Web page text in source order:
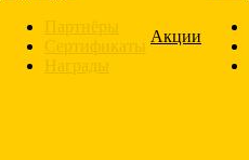
Партнёры
Сертификаты
Награды
Акции